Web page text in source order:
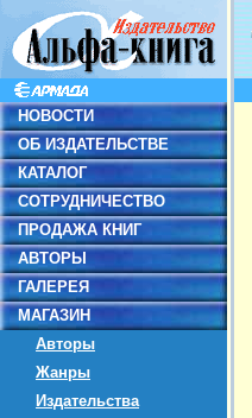
НОВОСТИ
ОБ ИЗДАТЕЛЬСТВЕ
КАТАЛОГ
СОТРУДНИЧЕСТВО
ПРОДАЖА КНИГ
АВТОРЫ
ГАЛЕРЕЯ
МАГАЗИН
Авторы
Жанры
Издательства